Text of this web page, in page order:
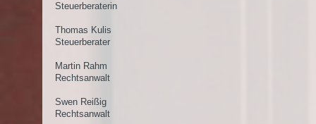
Steuerberaterin
Thomas Kulis
Steuerberater
Martin Rahm
Rechtsanwalt
Swen Reißig
Rechtsanwalt